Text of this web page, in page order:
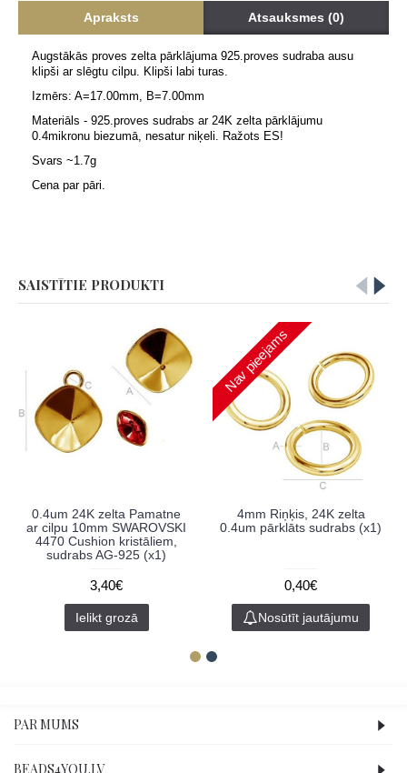
Apraksts Atsauksmes (0)
Augstākās proves zelta pārklājuma 925.proves sudraba ausu
klipši ar slēgtu cilpu. Klipši labi turas.
Izmērs: A=17.00mm, B=7.00mm
Materiāls - 925.proves sudrabs ar 24K zelta pārklājumu
0.4mikronu biezumā, nesatur niķeli. Ražots ES!
Svars ~1.7g
Cena par pāri.
SAISTĪTIE PRODUKTI
0.4um 24K zelta Pamatne
ar cilpu 10mm SWAROVSKI
4470 Cushion kristāliem,
sudrabs AG-925 (x1)
3,40€
Ielikt grozā
Nav pieejams
4mm Riņķis, 24K zelta
0.4um pārklāts sudrabs (x1)
0,40€
Nosūtīt jautājumu
PAR MUMS
BEADS4YOU.LV